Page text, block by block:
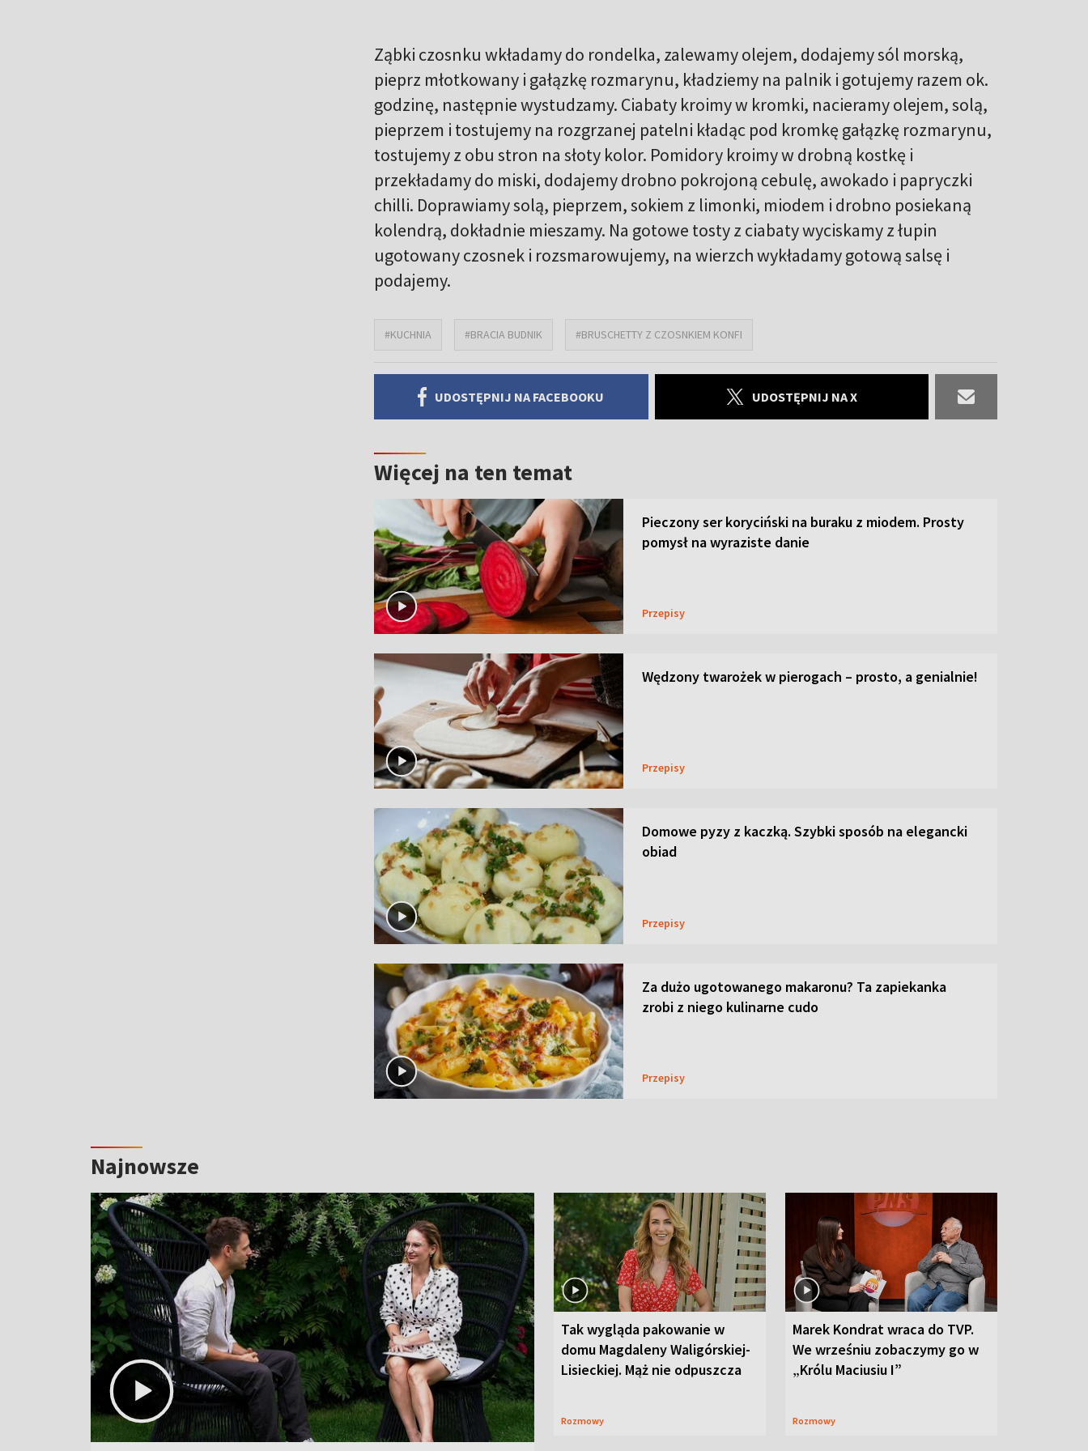
Ząbki czosnku wkładamy do rondelka, zalewamy olejem, dodajemy sól morską,
pieprz młotkowany i gałązkę rozmarynu, kładziemy na palnik i gotujemy razem ok.
godzinę, następnie wystudzamy. Ciabaty kroimy w kromki, nacieramy olejem, solą,
pieprzem i tostujemy na rozgrzanej patelni kładąc pod kromkę gałązkę rozmarynu,
tostujemy z obu stron na słoty kolor. Pomidory kroimy w drobną kostkę i
przekładamy do miski, dodajemy drobno pokrojoną cebulę, awokado i papryczki
chilli. Doprawiamy solą, pieprzem, sokiem z limonki, miodem i drobno posiekaną
kolendrą, dokładnie mieszamy. Na gotowe tosty z ciabaty wyciskamy z łupin
ugotowany czosnek i rozsmarowujemy, na wierzch wykładamy gotową salsę i
podajemy.
#KUCHNIA #BRACIA BUDNIK #BRUSCHETTY Z CZOSNKIEM KONFI
UDOSTĘPNIJ NA FACEBOOKU UDOSTĘPNIJ NA X
Więcej na ten temat
Pieczony ser koryciński na buraku z miodem. Prosty
pomysł na wyraziste danie
Przepisy
Wędzony twarożek w pierogach – prosto, a genialnie!
Przepisy
Domowe pyzy z kaczką. Szybki sposób na elegancki
obiad
Przepisy
Za dużo ugotowanego makaronu? Ta zapiekanka
zrobi z niego kulinarne cudo
Przepisy
Najnowsze
Tak wygląda pakowanie w
domu Magdaleny Waligórskiej-
Lisieckiej. Mąż nie odpuszcza
Rozmowy
Marek Kondrat wraca do TVP.
We wrześniu zobaczymy go w
„Królu Maciusiu I”
Rozmowy